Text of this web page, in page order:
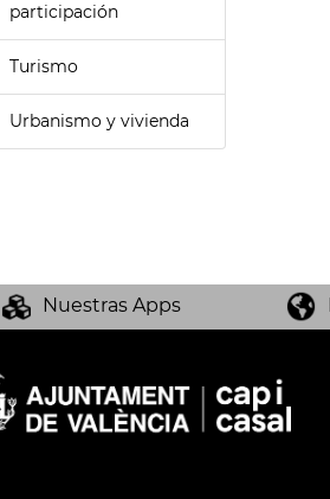
participación
Turismo
Urbanismo y vivienda
Nuestras Apps